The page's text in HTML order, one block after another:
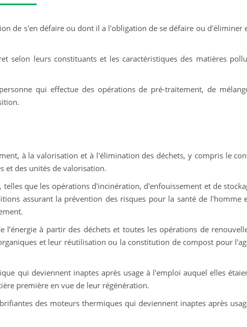
de s'en défaire ou dont il a l'obligation de se défaire ou d'éliminer
selon leurs constituants et les caractéristiques des matières
qui effectue des opérations de pré-traitement, de
à la valorisation et à l'élimination des déchets, y compris le
et des unités de valorisation.
que les opérations d'incinération, d'enfouissement et de
assurant la prévention des risques pour la santé de l'homme
à partir des déchets et toutes les opérations de
et leur réutilisation ou la constitution de compost pour
qui deviennent inaptes après usage à l'emploi auquel elles
première en vue de leur régénération.
des moteurs thermiques qui deviennent inaptes après